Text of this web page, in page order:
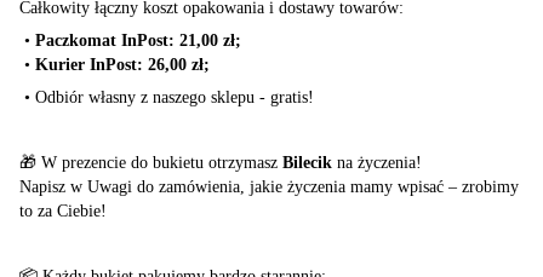
Całkowity łączny koszt opakowania i dostawy towarów:
• Paczkomat InPost: 21,00 zł;
• Kurier InPost: 26,00 zł;
• Odbiór własny z naszego sklepu - gratis!
🎁 W prezencie do bukietu otrzymasz Bilecik na życzenia!
Napisz w Uwagi do zamówienia, jakie życzenia mamy wpisać – zrobimy
to za Ciebie!